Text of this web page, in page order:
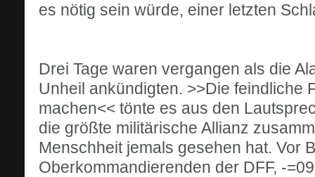
es nötig sein würde, einer letzten
Drei Tage waren vergangen als die
Unheil ankündigten. >>Die feindliche
machen<< tönte es aus den
die größte militärische Allianz
Menschheit jemals gesehen hat. Vor
Oberkommandierenden der DFF, -